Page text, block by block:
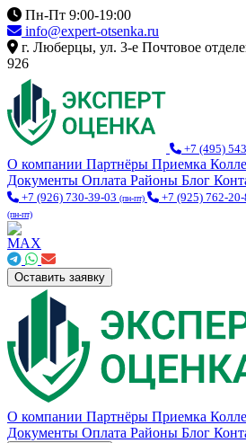
Пн-Пт 9:00-19:00
info@expert-otsenka.ru
г. Люберцы, ул. 3-е Почтовое
926
+7 (495)
О компании Партнёры Приемка
Документы Оплата Районы Блог
+7 (926) 730-39-03 (пн-пт) +7 (925) 762-20-
(пн-пт)
Оставить заявку
О компании Партнёры Приемка
Документы Оплата Районы Блог